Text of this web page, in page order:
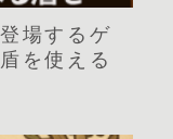
場するゲ
を使える